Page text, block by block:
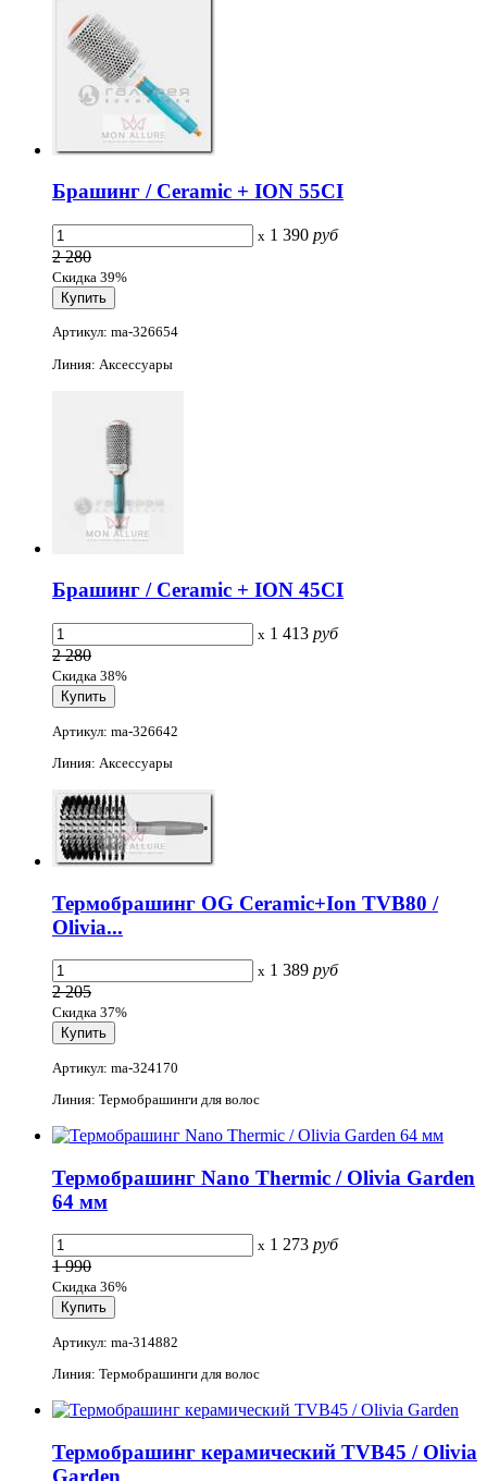
Брашинг / Ceramic + ION 55CI
x 1 390 руб
2 280
Скидка 39%
Артикул: ma-326654
Линия: Аксессуары
Брашинг / Ceramic + ION 45CI
x 1 413 руб
2 280
Скидка 38%
Артикул: ma-326642
Линия: Аксессуары
Термобрашинг OG Ceramic+Ion TVB80 /
Olivia...
x 1 389 руб
2 205
Скидка 37%
Артикул: ma-324170
Линия: Термобрашинги для волос
Термобрашинг Nano Thermic / Olivia Garden
64 мм
x 1 273 руб
1 990
Скидка 36%
Артикул: ma-314882
Линия: Термобрашинги для волос
Термобрашинг керамический TVB45 / Olivia
Garden